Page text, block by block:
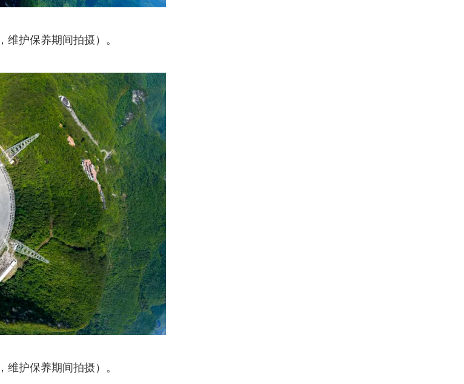
维护保养期间拍摄）。
维护保养期间拍摄）。